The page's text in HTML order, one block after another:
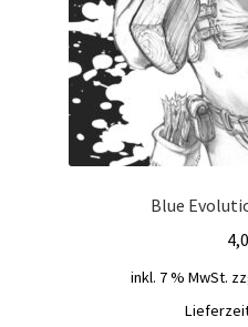
Blue
inkl. 7 % MwSt.